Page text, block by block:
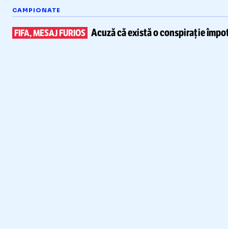
CAMPIONATE
FIFA, MESAJ FURIOS Acuză că existăo conspirație